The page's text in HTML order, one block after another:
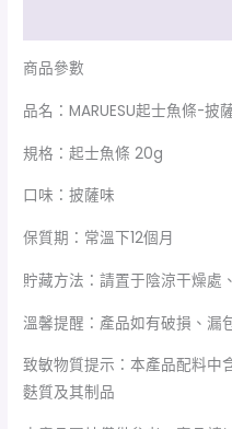
商品參數
品名：MARUESU起士魚條-披
規格：起士魚條 20g
口味：披薩味
保質期：常溫下12個月
貯藏方法：請置于陰涼干燥處
溫馨提醒：產品如有破損、漏
致敏物質提示：本產品配料中
麩質及其制品